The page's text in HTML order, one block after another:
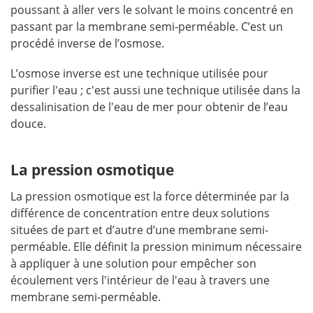
poussant à aller vers le solvant le moins concentré en
passant par la membrane semi-perméable. C’est un
procédé inverse de l’osmose.
L’osmose inverse est une technique utilisée pour
purifier l'eau ; c'est aussi une technique utilisée dans la
dessalinisation de l'eau de mer pour obtenir de l’eau
douce.
La pression osmotique
La pression osmotique est la force déterminée par la
différence de concentration entre deux solutions
situées de part et d’autre d’une membrane semi-
perméable. Elle définit la pression minimum nécessaire
à appliquer à une solution pour empêcher son
écoulement vers l'intérieur de l'eau à travers une
membrane semi-perméable.